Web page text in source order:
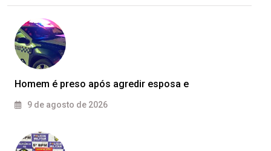
Homem é preso após agredir esposa e
9 de agosto de 2026